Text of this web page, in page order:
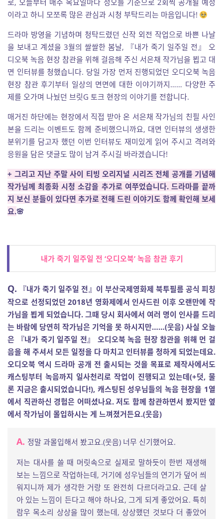
로, 오늘부터 매주 목요일마다 정오를 기준으로 2회씩 공개될 예정
이라고 하니 모쪼록 많은 관심과 시청 부탁드리는 마음입니다!
드라마 방영을 기념하며 청탁드렸던 신작 외전 작업으로 바쁜 나날
을 보내고 계셨을 3월의 쌀쌀한 봄날, 『내가 죽기 일주일 전』 오
디오북 녹음 현장 참관을 위해 걸음해 주신 서은채 작가님을 뵙고 대
면 인터뷰를 청했습니다. 당일 가장 먼저 진행되었던 오디오북 녹음
현장 참관 후기부터 일상의 면면에 대한 이야기까지…… 다양한 주
제를 오가며 나눴던 브릿G 토크 현장의 이야기를 전합니다.
매거진 하단에는 현장에서 직접 받아 온 서은채 작가님의 친필 사인
본을 드리는 이벤트도 함께 준비했으니까요, 대면 인터뷰의 생생한
분위기를 담고자 했던 이번 인터뷰도 재미있게 읽어 주시고 격려와
응원을 담은 댓글도 많이 남겨 주시길 바라겠습니다!
+ 그리고 지난 주말 사이 티빙 오리지널 시리즈 전체 공개를 기념해
작가님께 최종화 시청 소감을 추가로 여쭈었습니다. 드라마를 끝까
지 보신 분들이 있다면 추가로 전해 드린 이야기도 함께 확인해 보세
요.🌸
내가 죽기 일주일 전 ‘오디오북’ 녹음 참관 후기
Q. 『내가 죽기 일주일 전』이 부산국제영화제 북투필름 공식 피칭
작으로 선정되었던 2018년 영화제에서 인사드린 이후 오랜만에 작
가님을 뵙게 되었습니다. 그때 당시 회사에서 여러 명이 인사를 드리
는 바람에 당연히 작가님은 기억을 못 하시지만……(웃음) 사실 오늘
은 『내가 죽기 일주일 전』 오디오북 녹음 현장 참관을 위해 먼 걸
음을 해 주셔서 모든 일정을 다 마치고 인터뷰를 청하게 되었는데요.
오디오북 역시 드라마 공개 전 출시되는 것을 목표로 제작사에서도
캐스팅부터 녹음까지 일사천리로 작업이 진행되고 있는데(+덧, 물
론 지금은 출시되었습니다!), 캐스팅된 성우님들의 녹음 현장을 1열
에서 직관하신 경험은 어떠셨나요. 저도 함께 참관하면서 봤지만 옆
에서 작가님이 몰입하시는 게 느껴졌거든요.(웃음)
A. 정말 과몰입해서 봤고요.(웃음) 너무 신기했어요.
저는 대사를 쓸 때 머릿속으로 실제로 말하듯이 한번 재생해
보는 느낌으로 작업하는데, 거기에 성우님들의 연기가 덮어 씌
워지니까 제가 생각한 거랑 또 완전히 다르더라고요. 근데 살
아 있는 느낌이 든다고 해야 하나요, 그게 되게 좋았어요. 특히
람우 목소리 상상을 많이 했는데, 상상했던 것보다 더 좋았어